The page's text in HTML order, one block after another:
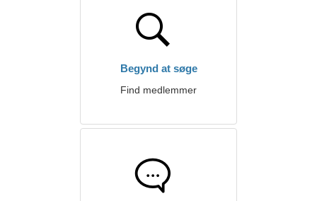
Begynd at søge
Find medlemmer